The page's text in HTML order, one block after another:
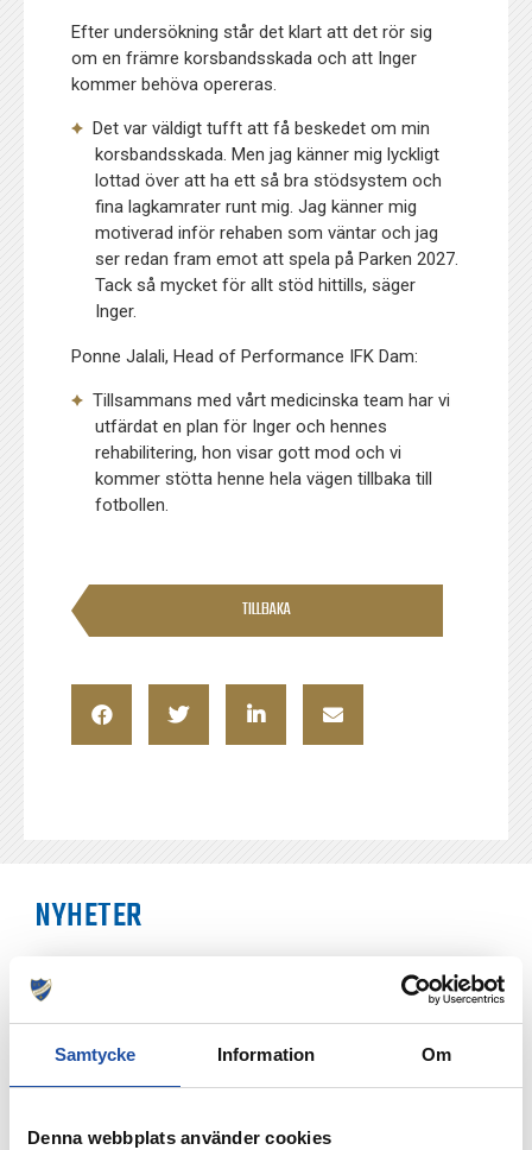
Samtycke Information Om
Denna webbplats använder cookies
Efter undersökning står det klart att det rör sig
om en främre korsbandsskada och att Inger
kommer behöva opereras.
Det var väldigt tufft att få beskedet om min
korsbandsskada. Men jag känner mig lyckligt
lottad över att ha ett så bra stödsystem och
fina lagkamrater runt mig. Jag känner mig
motiverad inför rehaben som väntar och jag
ser redan fram emot att spela på Parken 2027.
Tack så mycket för allt stöd hittills, säger
Inger.
Ponne Jalali, Head of Performance IFK Dam:
Tillsammans med vårt medicinska team har vi
utfärdat en plan för Inger och hennes
rehabilitering, hon visar gott mod och vi
kommer stötta henne hela vägen tillbaka till
fotbollen.
TILLBAKA
NYHETER